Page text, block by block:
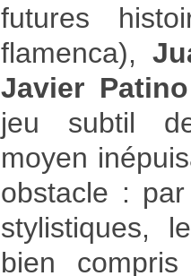
futures
flamenca),
Javier Patino
jeu subtil
moyen
obstacle :
stylistiques,
bien